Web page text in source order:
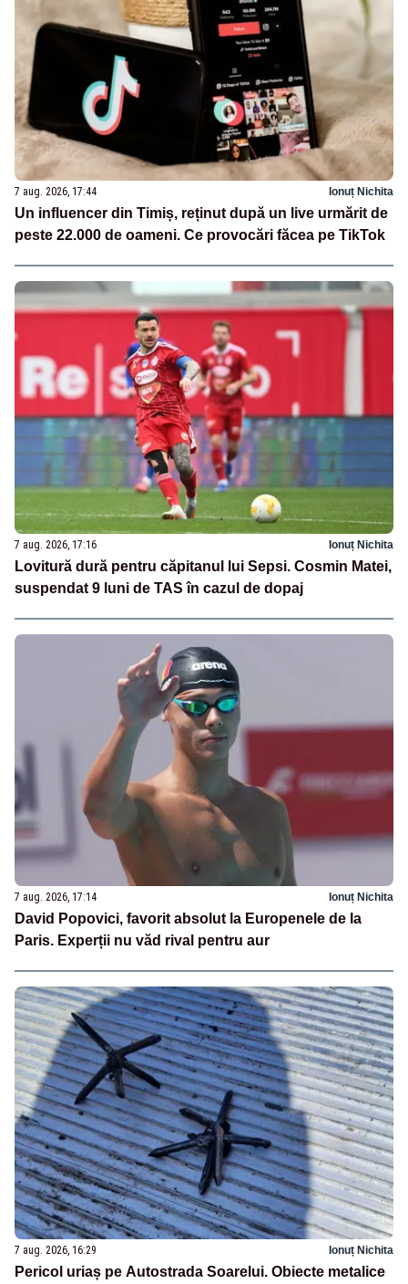
7 aug. 2026, 17:44 Ionuț Nichita
Un influencer din Timiș, reținut după un live urmărit de
peste 22.000 de oameni. Ce provocări făcea pe TikTok
7 aug. 2026, 17:16 Ionuț Nichita
Lovitură dură pentru căpitanul lui Sepsi. Cosmin Matei,
suspendat 9 luni de TAS în cazul de dopaj
7 aug. 2026, 17:14 Ionuț Nichita
David Popovici, favorit absolut la Europenele de la
Paris. Experții nu văd rival pentru aur
7 aug. 2026, 16:29 Ionuț Nichita
Pericol uriaș pe Autostrada Soarelui. Obiecte metalice